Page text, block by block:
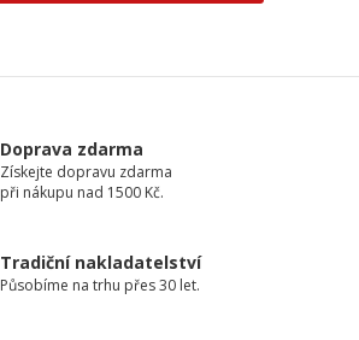
Doprava zdarma
Získejte dopravu zdarma
při nákupu nad 1500 Kč.
Tradiční nakladatelství
Působíme na trhu přes 30 let.